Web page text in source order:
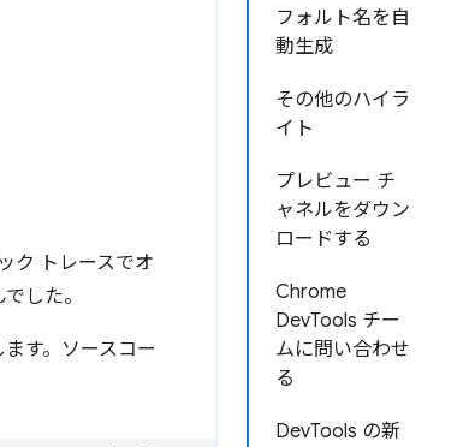
フォルト名を自
動生成
その他のハイラ
イト
プレビュー チ
ャネルをダウン
ロードする
Chrome
DevTools チー
ムに問い合わせ
る
DevTools の新
ク トレースでオ
した。
す。ソースコー